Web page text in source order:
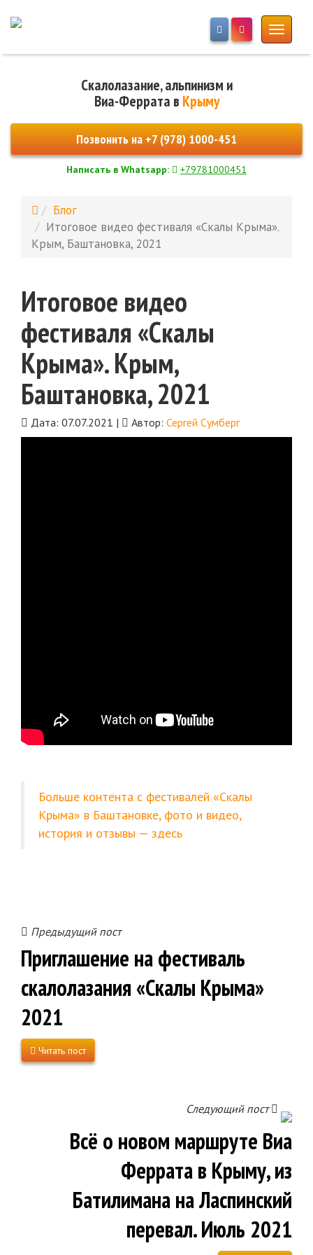
Скалолазание, альпинизм и
Виа-Феррата в Крыму
Позвонить на+7 (978) 1000-451
Написать в Whatsapp: +79781000451
Блог
Итоговое видео фестиваля «Скалы Крыма».
Крым, Баштановка, 2021
Итоговое видео
фестиваля «Скалы
Крыма». Крым,
Баштановка, 2021
Дата: 07.07.2021 | Автор: Сергей Сумберг
Больше контента с фестивалей «Скалы
Крыма» в Баштановке, фото и видео,
история и отзывы — здесь
Предыдущий пост
Приглашение на фестиваль
скалолазания «Скалы Крыма»
2021
Читать пост
Следующий пост
Всё о новом маршруте Виа
Феррата в Крыму, из
Батилимана на Ласпинский
перевал. Июль 2021